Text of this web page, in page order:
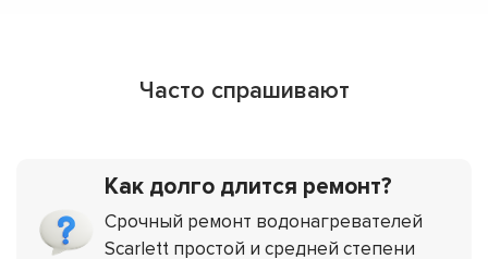
Часто спрашивают
Как долго длится ремонт?
Срочный ремонт водонагревателей
Scarlett простой и средней степени